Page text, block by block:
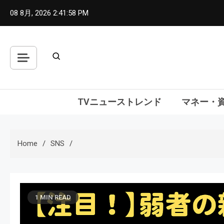
08 8月, 2026 2:41:59 PM
TVニューストレンド マネー・
Home SNS
1 MIN READ